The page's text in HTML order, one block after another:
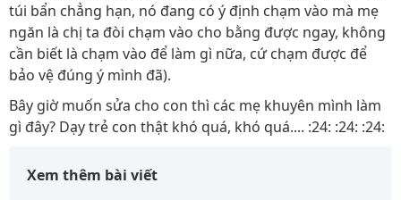
túi bẩn chẳng hạn, nó đang có ý định chạm vào mà mẹ
ngăn là chị ta đòi chạm vào cho bằng được ngay, không
cần biết là chạm vào để làm gì nữa, cứ chạm được để
bảo vệ đúng ý mình đã).
Bây giờ muốn sửa cho con thì các mẹ khuyên mình làm
gì đây? Dạy trẻ con thật khó quá, khó quá.... :24: :24: :24:
Xem thêm bài viết